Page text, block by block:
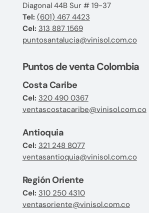
Diagonal 44B Sur # 19-37
Tel: (601) 467 4423
Cel: 313 887 1569
puntosantalucia@vinisol.com.co
Puntos de venta Colombia
Costa Caribe
Cel: 320 490 0367
ventascostacaribe@vinisol.com.co
Antioquia
Cel: 321 248 8077
ventasantioquia@vinisol.com.co
Región Oriente
Cel: 310 250 4310
ventasoriente@vinisol.com.co